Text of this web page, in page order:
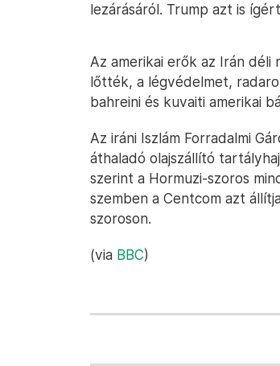
lezárásáról. Trump azt is
Az amerikai erők az Irán
lőtték, a légvédelmet,
bahreini és kuvaiti amerikai
Az iráni Iszlám Forradalmi
áthaladó olajszállító
szerint a Hormuzi-szoros
szemben a Centcom azt
szoroson.
(via BBC)